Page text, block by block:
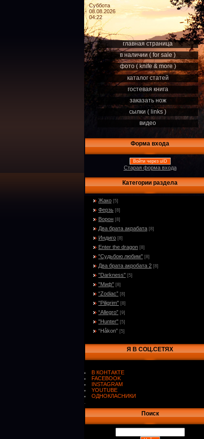
Суббота
08.08.2026
04:22
главная страница
в наличии ( for sale )
фото ( knife & more )
каталог статей
гостевая книга
заказать нож
сылки ( links )
видео
Форма входа
Войти через uID
Старая форма входа
Категории раздела
Жако [5]
Ферзь [8]
Ворон [8]
Два брата акрабата [8]
Индиго [8]
Enter the dragon [8]
"Судьбою любим" [8]
Два брата акробата 2 [8]
"Darkness" [5]
"Миф" [8]
“Zodiac” [8]
"Piligrim" [8]
“Allegro” [9]
"Hunter" [5]
“Håkon” [5]
Я В СОЦ.СЕТЯХ
В КОНТАКТЕ
FACEBOOK
INSTAGRAM
YOUTUBE
ОДНОКЛАСНИКИ
Поиск